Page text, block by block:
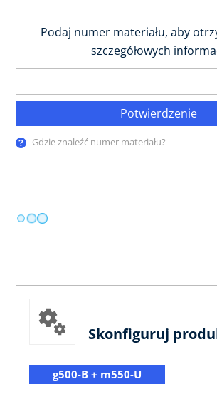
Podaj numer materiału, aby
szczegółowych
Potwierdzenie
Gdzie znaleźć numer materiału?
Skonfiguruj
g500-B + m550-U